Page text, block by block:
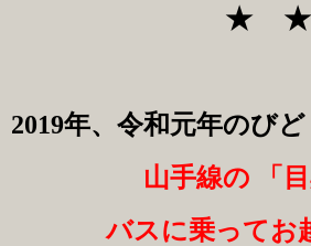
★
2019年、令和元年のび
山手線の 「
バスに乗ってお